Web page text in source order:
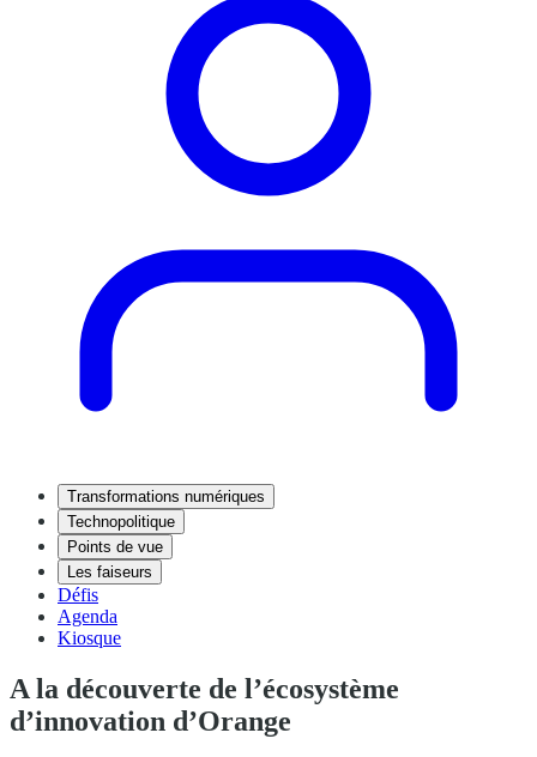
Transformations numériques
Technopolitique
Points de vue
Les faiseurs
Défis
Agenda
Kiosque
A la découverte de l’écosystème
d’innovation d’Orange